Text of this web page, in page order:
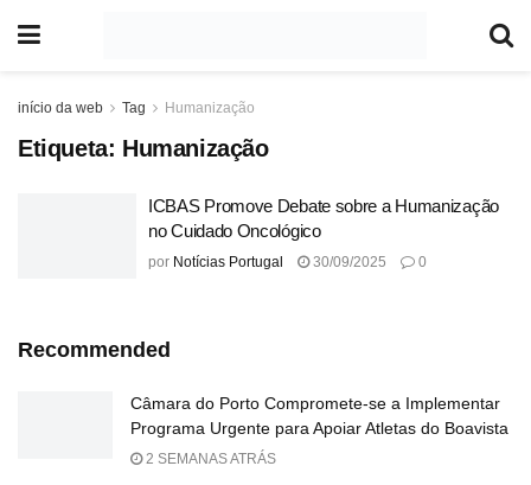
início da web Tag Humanização
Etiqueta: Humanização
ICBAS Promove Debate sobre a Humanização
no Cuidado Oncológico
por Notícias Portugal 30/09/2025 0
Recommended
Câmara do Porto Compromete-se a Implementar
Programa Urgente para Apoiar Atletas do Boavista
2 SEMANAS ATRÁS